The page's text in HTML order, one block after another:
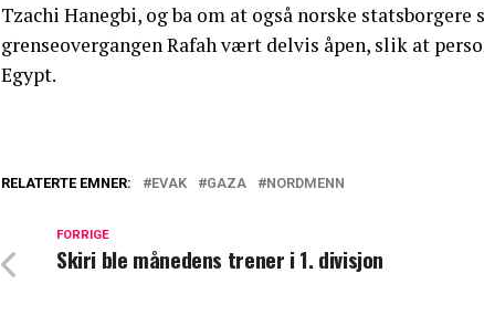
Tzachi Hanegbi, og ba om at også norske
grenseovergangen Rafah vært delvis åpen, slik at
Egypt.
RELATERTE EMNER: EVAK GAZA NORDMENN
FORRIGE
Skiri ble månedens trener i 1. divisjon